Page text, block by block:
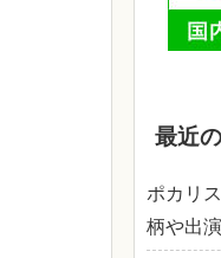
最近
ポカリ
柄や出